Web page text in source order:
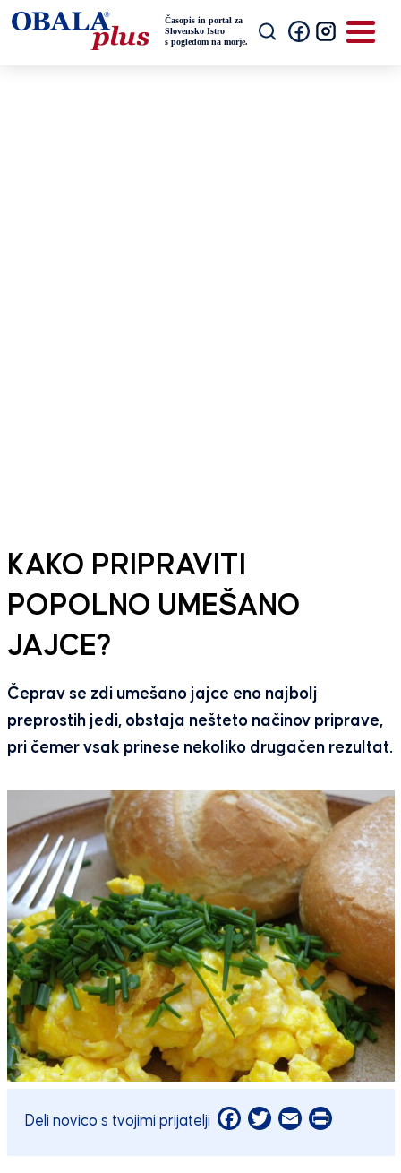
KAKO PRIPRAVITI
POPOLNO UMEŠANO
JAJCE?
Čeprav se zdi umešano jajce eno najbolj
preprostih jedi, obstaja nešteto načinov priprave,
pri čemer vsak prinese nekoliko drugačen rezultat.
Deli novico s tvojimi prijatelji Facebook
Twitter
EmailPrint